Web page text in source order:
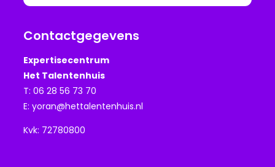
Contactgegevens
Expertisecentrum
Het Talentenhuis
T: 06 28 56 73 70
E:yoran@hettalentenhuis.nl
Kvk: 72780800